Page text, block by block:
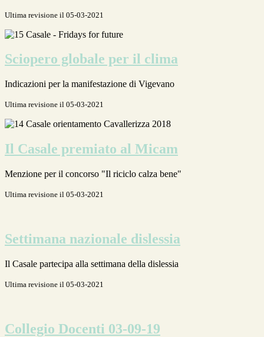
Ultima revisione il 05-03-2021
Sciopero globale per il clima
Indicazioni per la manifestazione di Vigevano
Ultima revisione il 05-03-2021
Il Casale premiato al Micam
Menzione per il concorso "Il riciclo calza bene"
Ultima revisione il 05-03-2021
Settimana nazionale dislessia
Il Casale partecipa alla settimana della dislessia
Ultima revisione il 05-03-2021
Collegio Docenti 03-09-19